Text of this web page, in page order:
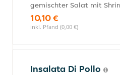
gemischter Salat mit
10,10 €
inkl. Pfand (0,00 €)
Insalata Di Pollo